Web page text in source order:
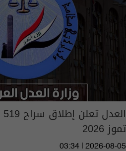
تموز 2026
03:34 | 2026-08-05